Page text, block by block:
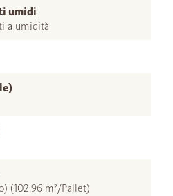
umidi
a umidità
(102,96 m²/Pallet)